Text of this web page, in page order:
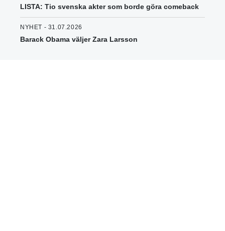
LISTA: Tio svenska akter som borde göra comeback
NYHET - 31.07.2026
Barack Obama väljer Zara Larsson